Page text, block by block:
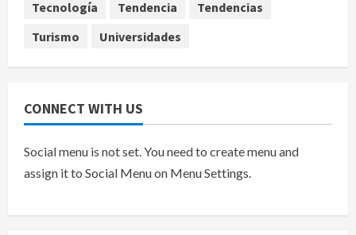
Tecnología Tendencia
Tendencias
Turismo
Universidades
CONNECT WITH US
Social menu is not set. You need to create menu and
assign it to Social Menu on Menu Settings.